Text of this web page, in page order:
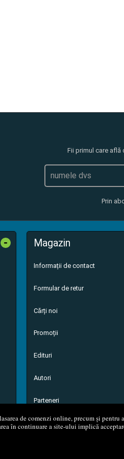
de comenzi online, precum și
în continuare a site-ului implică
Fii primul care află
Prin
- Magazin
Informații de contact
Formular de retur
Cărți noi
Promoții
Edituri
Autori
Parteneri
© 2008 - 2026 S.C.